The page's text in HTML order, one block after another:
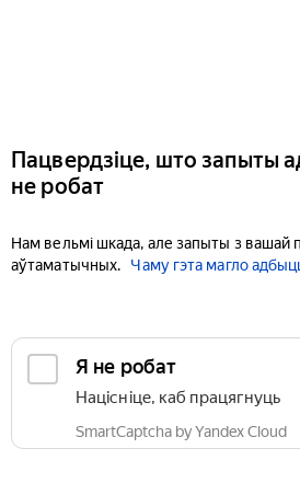
Пацвердзіце, што запыты
не робат
Нам вельмі шкада, але запыты з вашай
аўтаматычных.
Чаму гэта магло
Я не робат
Націсніце, каб працягнуць
SmartCaptcha by Yandex Cloud